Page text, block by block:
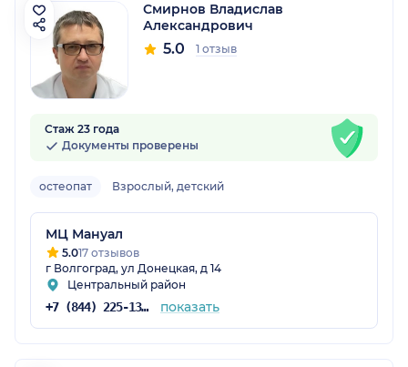
Смирнов Владислав
Александрович
5.0 1 отзыв
Стаж 23 года
Документы проверены
остеопат Взрослый, детский
МЦ Мануал
5.017 отзывов
г Волгоград, ул Донецкая, д 14
Центральный район
+7 (844) 225-13-90 показать